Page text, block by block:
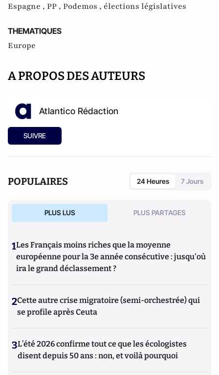
Espagne , PP , Podemos , élections législatives
THEMATIQUES
Europe
A PROPOS DES AUTEURS
Atlantico Rédaction
SUIVRE
POPULAIRES 24 Heures 7 Jours
PLUS LUS PLUS PARTAGES
1Les Français moins riches que la moyenne
européenne pour la 3e année consécutive : jusqu'où
ira le grand déclassement ?
2Cette autre crise migratoire (semi-orchestrée) qui
se profile après Ceuta
3L’été 2026 confirme tout ce que les écologistes
disent depuis 50 ans : non, et voilà pourquoi